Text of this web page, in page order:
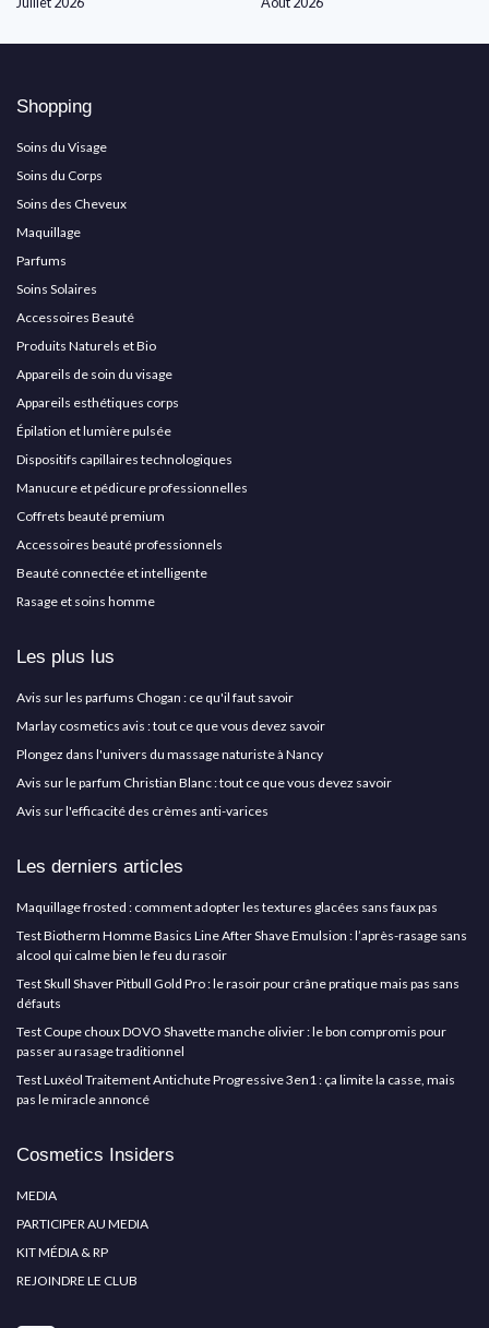
Shopping
Soins du Visage
Soins du Corps
Soins des Cheveux
Maquillage
Parfums
Soins Solaires
Accessoires Beauté
Produits Naturels et Bio
Appareils de soin du visage
Appareils esthétiques corps
Épilation et lumière pulsée
Dispositifs capillaires technologiques
Manucure et pédicure professionnelles
Coffrets beauté premium
Accessoires beauté professionnels
Beauté connectée et intelligente
Rasage et soins homme
Les plus lus
Avis sur les parfums Chogan : ce qu'il faut savoir
Marlay cosmetics avis : tout ce que vous devez savoir
Plongez dans l'univers du massage naturiste à Nancy
Avis sur le parfum Christian Blanc : tout ce que vous devez savoir
Avis sur l'efficacité des crèmes anti-varices
Les derniers articles
Maquillage frosted : comment adopter les textures glacées sans faux pas
Test Biotherm Homme Basics Line After Shave Emulsion : l’après-rasage sans
alcool qui calme bien le feu du rasoir
Test Skull Shaver Pitbull Gold Pro : le rasoir pour crâne pratique mais pas sans
défauts
Test Coupe choux DOVO Shavette manche olivier : le bon compromis pour
passer au rasage traditionnel
Test Luxéol Traitement Antichute Progressive 3en1 : ça limite la casse, mais
pas le miracle annoncé
Cosmetics Insiders
MEDIA
PARTICIPER AU MEDIA
KIT MÉDIA & RP
REJOINDRE LE CLUB